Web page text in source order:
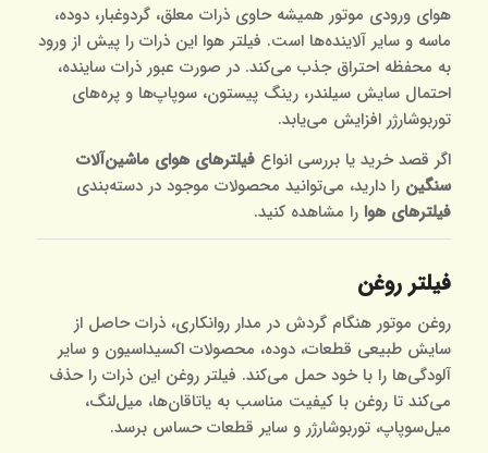
هوای ورودی موتور همیشه حاوی ذرات معلق، گردوغبار، دوده،
ماسه و سایر آلاینده‌ها است. فیلتر هوا این ذرات را پیش از ورود
به محفظه احتراق جذب می‌کند. در صورت عبور ذرات ساینده،
احتمال سایش سیلندر، رینگ پیستون، سوپاپ‌ها و پره‌های
توربوشارژر افزایش می‌یابد.
اگر قصد خرید یا بررسی انواع فیلترهای هوای ماشین‌آلات
سنگین را دارید، می‌توانید محصولات موجود در دسته‌بندی
فیلترهای هوارا مشاهده کنید.
فیلتر روغن
روغن موتور هنگام گردش در مدار روانکاری، ذرات حاصل از
سایش طبیعی قطعات، دوده، محصولات اکسیداسیون و سایر
آلودگی‌ها را با خود حمل می‌کند. فیلتر روغن این ذرات را حذف
می‌کند تا روغن با کیفیت مناسب به یاتاقان‌ها، میل‌لنگ،
میل‌سوپاپ، توربوشارژر و سایر قطعات حساس برسد.